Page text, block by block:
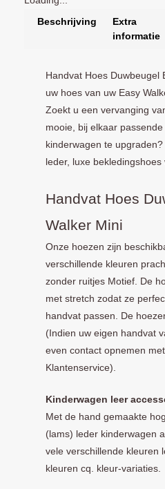
Beschrijving
Extra
informatie
Handvat Hoes Duwbeugel
uw hoes van uw Easy
Zoekt u een vervanging
mooie, bij elkaar
kinderwagen te
leder, luxe bekledingshoes
Handvat Hoes
Walker Mini
Onze hoezen zijn
verschillende kleuren
zonder ruitjes Motief. De
met stretch zodat ze
handvat passen. De
(Indien uw eigen handvat
even contact opnemen
Klantenservice).
Kinderwagen leer
Met de hand gemaakte
(lams) leder kinderwagen
vele verschillende kleuren
kleuren cq. kleur-variaties.